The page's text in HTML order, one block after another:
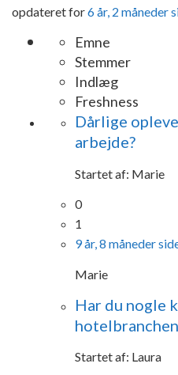
opdateret for6 år, 2 måneder
Emne
Stemmer
Indlæg
Freshness
Dårlige
arbejde?
Startet af: Marie
0
1
9 år, 8 måneder
Marie
Har du nogle
Startet af: Laura